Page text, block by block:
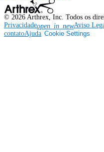
© 2026 Arthrex, Inc. Todos os
Privacidadeopen_in_newAviso
contatoAjuda Cookie Settings